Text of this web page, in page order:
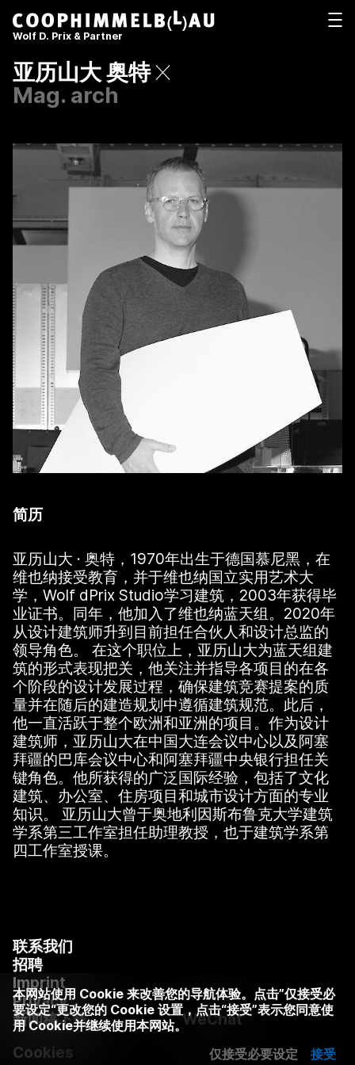
Coop Himmelb(l)au
Wolf D. Prix & Partner
打开
亚历山大 奥特
Mag. arch
简历
亚历山大 · 奥特，1970年出生于德国慕尼黑，在
维也纳接受教育，并于维也纳国立实用艺术大
学，Wolf dPrix Studio学习建筑，2003年获得毕
业证书。同年，他加入了维也纳蓝天组。2020年
从设计建筑师升到目前担任合伙人和设计总监的
领导角色。 在这个职位上，亚历山大为蓝天组建
筑的形式表现把关，他关注并指导各项目的在各
个阶段的设计发展过程，确保建筑竞赛提案的质
量并在随后的建造规划中遵循建筑规范。此后，
他一直活跃于整个欧洲和亚洲的项目。作为设计
建筑师，亚历山大在中国大连会议中心以及阿塞
拜疆的巴库会议中心和阿塞拜疆中央银行担任关
键角色。他所获得的广泛国际经验，包括了文化
建筑、办公室、住房项目和城市设计方面的专业
知识。 亚历山大曾于奥地利因斯布鲁克大学建筑
学系第三工作室担任助理教授，也于建筑学系第
四工作室授课。
联系我们
招聘
Imprint
Privacy
新闻稿下载
WeChat
Cookies
本网站使用 Cookie 来改善您的导航体验。点击”仅接受必
要设定“更改您的 Cookie 设置，点击“接受”表示您同意使
用 Cookie并继续使用本网站。
仅接受必要设定
接受